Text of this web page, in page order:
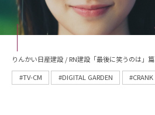
りんかい日産建設 / RN建設「最後に笑うのは」篇
#TV-CM
#DIGITAL GARDEN #CRANK